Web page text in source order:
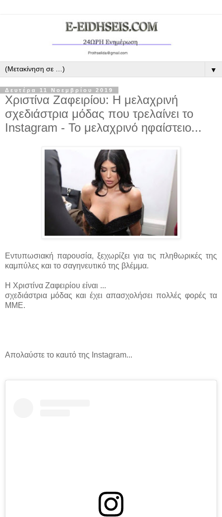
▼
Δευτέρα 11 Νοεμβρίου 2019
Χριστίνα Ζαφειρίου: Η μελαχρινή
σχεδιάστρια μόδας που τρελαίνει το
Instagram - Το μελαχρινό ηφαίστειο...
Εντυπωσιακή παρουσία, ξεχωρίζει για τις πληθωρικές της
καμπύλες και το σαγηνευτικό της βλέμμα.
Η Χριστίνα Ζαφειρίου είναι ...
σχεδιάστρια μόδας και έχει απασχολήσει πολλές φορές τα
ΜΜΕ.
Απολαύστε το καuτό της Instagram...